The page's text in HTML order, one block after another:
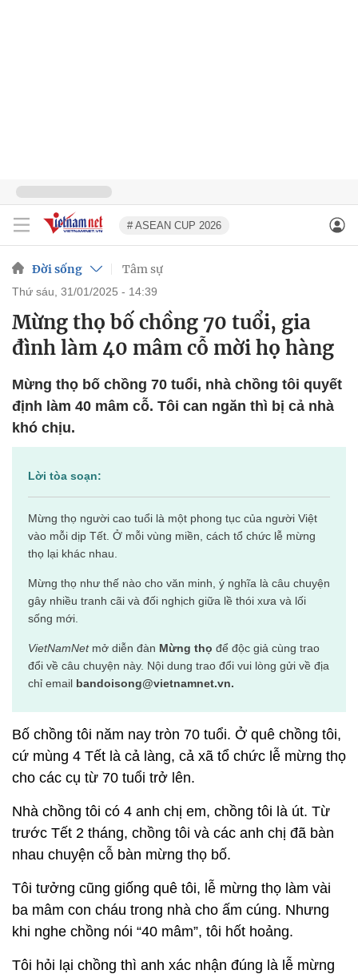
# ASEAN CUP 2026
Đời sống Tâm sự
thứ sáu, 31/01/2025 - 14:39
Mừng thọ bố chồng 70 tuổi, gia
đình làm 40 mâm cỗ mời họ hàng
Mừng thọ bố chồng 70 tuổi, nhà chồng tôi quyết
định làm 40 mâm cỗ. Tôi can ngăn thì bị cả nhà
khó chịu.
Lời tòa soạn:
Mừng thọ người cao tuổi là một phong tục của người Việt
vào mỗi dịp Tết. Ở mỗi vùng miền, cách tổ chức lễ mừng
thọ lại khác nhau.
Mừng thọ như thế nào cho văn minh, ý nghĩa là câu chuyện
gây nhiều tranh cãi và đối nghịch giữa lề thói xưa và lối
sống mới.
VietNamNet mở diễn đàn Mừng thọ để độc giả cùng trao
đổi về câu chuyện này. Nội dung trao đổi vui lòng gửi về địa
chỉ email bandoisong@vietnamnet.vn.
Bố chồng tôi năm nay tròn 70 tuổi. Ở quê chồng tôi,
cứ mùng 4 Tết là cả làng, cả xã tổ chức lễ mừng thọ
cho các cụ từ 70 tuổi trở lên.
Nhà chồng tôi có 4 anh chị em, chồng tôi là út. Từ
trước Tết 2 tháng, chồng tôi và các anh chị đã bàn
nhau chuyện cỗ bàn mừng thọ bố.
Tôi tưởng cũng giống quê tôi, lễ mừng thọ làm vài
ba mâm con cháu trong nhà cho ấm cúng. Nhưng
khi nghe chồng nói “40 mâm”, tôi hốt hoảng.
Tôi hỏi lại chồng thì anh xác nhận đúng là lễ mừng